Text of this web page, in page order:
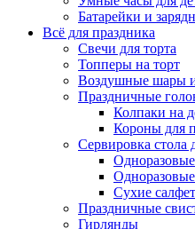
Батарейки и
Всё для праздника
Свечи для торта
Топперы на торт
Воздушные шары и
Праздничные
Колпаки на
Короны для
Сервировка стола
Сухие
Праздничные
Гирлянды